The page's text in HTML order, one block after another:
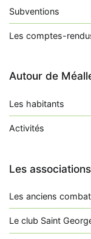
Subventions
Les comptes-
Autour de
Les habitants
Activités
Les associations
Les anciens
Le club Saint